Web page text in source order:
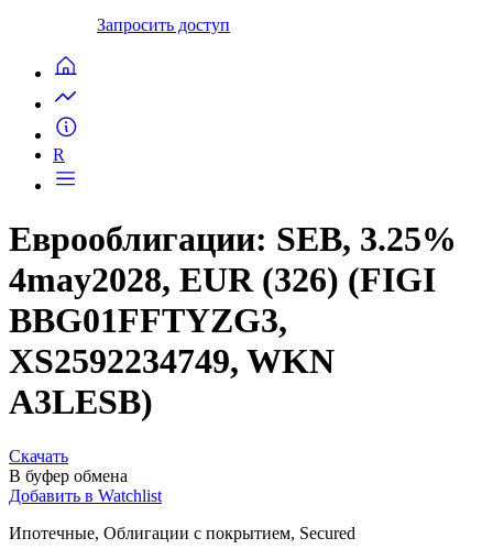
Запросить доступ
R
Еврооблигации: SEB, 3.25%
4may2028, EUR (326) (FIGI
BBG01FFTYZG3,
XS2592234749, WKN
A3LESB)
Скачать
В буфер обмена
Добавить в Watchlist
Ипотечные, Облигации с покрытием, Secured